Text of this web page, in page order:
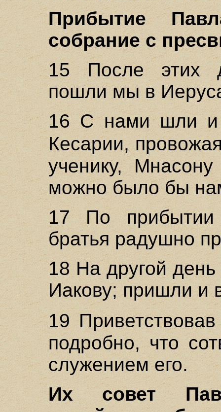
Прибытие
собрание с
15 После этих
пошли мы в
16 С нами шли и
Кесарии,
ученику,
можно было бы
17 По
братья радушно
18 На другой
Иакову; пришли и
19
подробно, что
служением его.
Их совет